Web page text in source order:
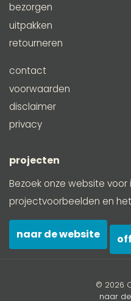
bezorgen
uitpakken
retourneren
contact
voorwaarden
disclaimer
privacy
projecten
Bezoek onze website
projectvoorbeelden en
naar de website
© 2026
naar